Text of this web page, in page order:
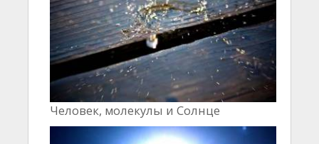
Человек, молекулы и Cолнце